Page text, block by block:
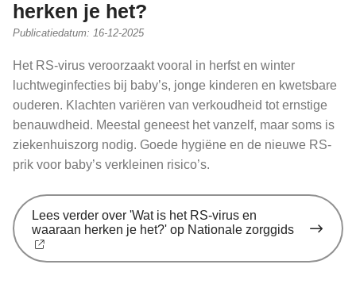
herken je het?
Publicatiedatum: 16-12-2025
Het RS-virus veroorzaakt vooral in herfst en winter
luchtweginfecties bij baby’s, jonge kinderen en kwetsbare
ouderen. Klachten variëren van verkoudheid tot ernstige
benauwdheid. Meestal geneest het vanzelf, maar soms is
ziekenhuiszorg nodig. Goede hygiëne en de nieuwe RS-
prik voor baby’s verkleinen risico’s.
Lees verderover 'Wat is het RS-virus en
waaraan herken je het?' op Nationale zorggids